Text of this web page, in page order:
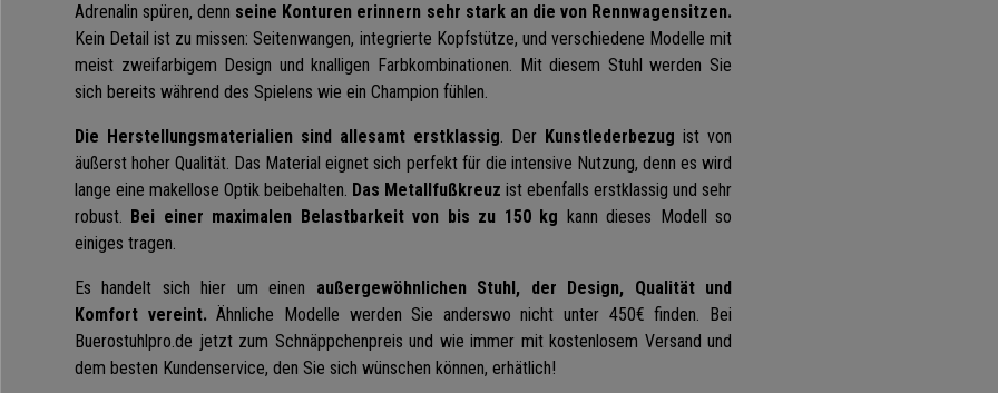
Adrenalin spüren, denn seine Konturen erinnern sehr stark an die von Rennwagensitzen.
Kein Detail ist zu missen: Seitenwangen, integrierte Kopfstütze, und verschiedene Modelle mit
meist zweifarbigem Design und knalligen Farbkombinationen. Mit diesem Stuhl werden Sie
sich bereits während des Spielens wie ein Champion fühlen.
Die Herstellungsmaterialien sind allesamt erstklassig. Der Kunstlederbezug ist von
äußerst hoher Qualität. Das Material eignet sich perfekt für die intensive Nutzung, denn es wird
lange eine makellose Optik beibehalten. Das Metallfußkreuz ist ebenfalls erstklassig und sehr
robust. Bei einer maximalen Belastbarkeit von bis zu 150 kg kann dieses Modell so
einiges tragen.
Es handelt sich hier um einen außergewöhnlichen Stuhl, der Design, Qualität und
Komfort vereint. Ähnliche Modelle werden Sie anderswo nicht unter 450€ finden. Bei
Buerostuhlpro.de jetzt zum Schnäppchenpreis und wie immer mit kostenlosem Versand und
dem besten Kundenservice, den Sie sich wünschen können, erhätlich!